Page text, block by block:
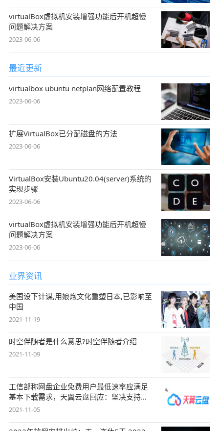
virtualBox虚拟机安装增强功能后开机超慢
问题解决方案
2023-06-06
最近更新
virtualbox ubuntu netplan网络配置教程
2023-06-06
扩展VirtualBox已分配磁盘的方法
2023-06-06
VirtualBox安装Ubuntu20.04(server)系统的
实现步骤
2023-06-06
virtualBox虚拟机安装增强功能后开机超慢
问题解决方案
2023-06-06
业界资讯
美国设下计谋,用娘炮文化重塑日本,已影响至
中国
2021-11-19
时空伴随者是什么意思?时空伴随者介绍
2021-11-09
工信部称网盘企业免费用户最低速率应满足
基本下载需求，天翼云盘回应：坚决支持，
始终
2021-11-05